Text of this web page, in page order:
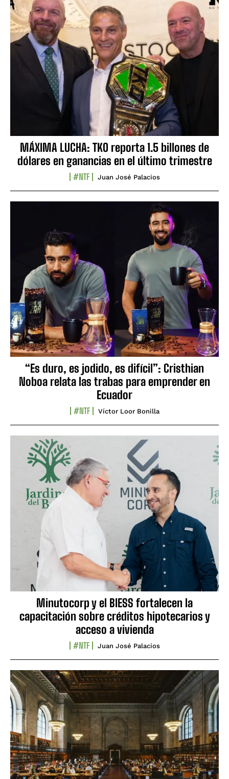
MÁXIMA LUCHA: TKO reporta 1.5 billones de
dólares en ganancias en el último trimestre
#NTF Juan José Palacios
“Es duro, es jodido, es difícil”: Cristhian
Noboa relata las trabas para emprender en
Ecuador
#NTF Víctor Loor Bonilla
Minutocorp y el BIESS fortalecen la
capacitación sobre créditos hipotecarios y
acceso a vivienda
#NTF Juan José Palacios